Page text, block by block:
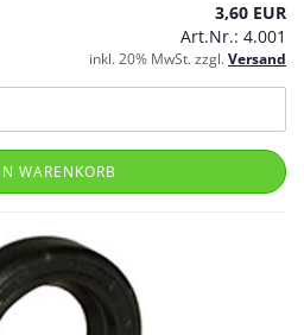
3,60 EUR
Art.Nr.: 4.001
inkl. 20% MwSt. zzgl.Versand
WARENKORB